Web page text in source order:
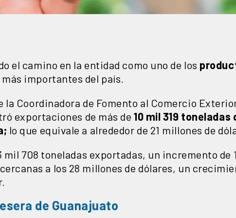
el camino en la entidad como uno de los
más importantes del país.
la Coordinadora de Fomento al Comercio
exportaciones de más de10 mil 319
lo que equivale a alrededor de 21 millones de
mil 708 toneladas exportadas, un incremento de
a los 28 millones de dólares, un
de Guanajuato